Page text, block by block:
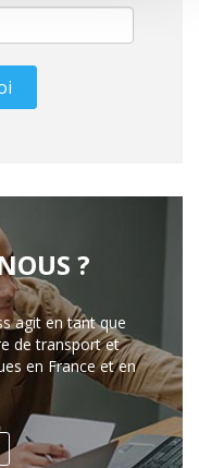
?
agit en tant que
de transport et
en France et en